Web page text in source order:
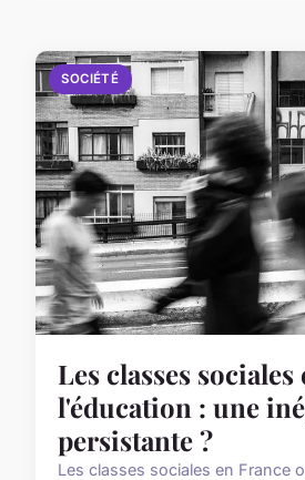
SOCIÉTÉ
Les classes sociales
l'éducation : une
persistante ?
Les classes sociales en France